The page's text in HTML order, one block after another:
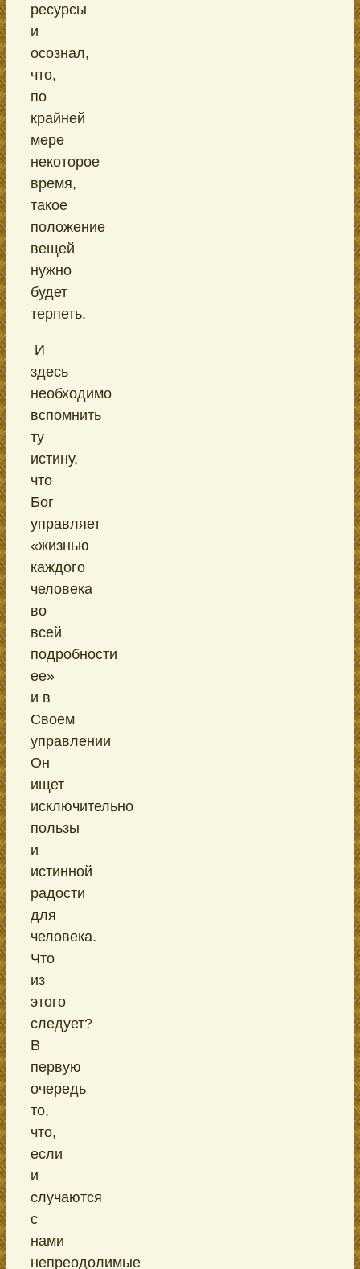
ресурсы
и
осознал,
что,
по
крайней
мере
некоторое
время,
такое
положение
вещей
нужно
будет
терпеть.
И
здесь
необходимо
вспомнить
ту
истину,
что
Бог
управляет
«жизнью
каждого
человека
во
всей
подробности
ее»
и в
Своем
управлении
Он
ищет
исключительно
пользы
и
истинной
радости
для
человека.
Что
из
этого
следует?
В
первую
очередь
то,
что,
если
и
случаются
с
нами
непреодолимые